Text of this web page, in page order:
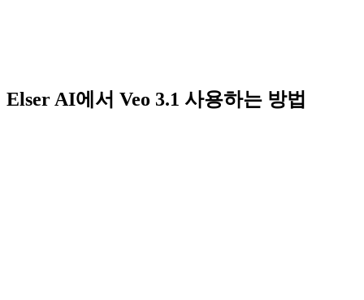
Elser AI에서 Veo 3.1 사용하는 방법